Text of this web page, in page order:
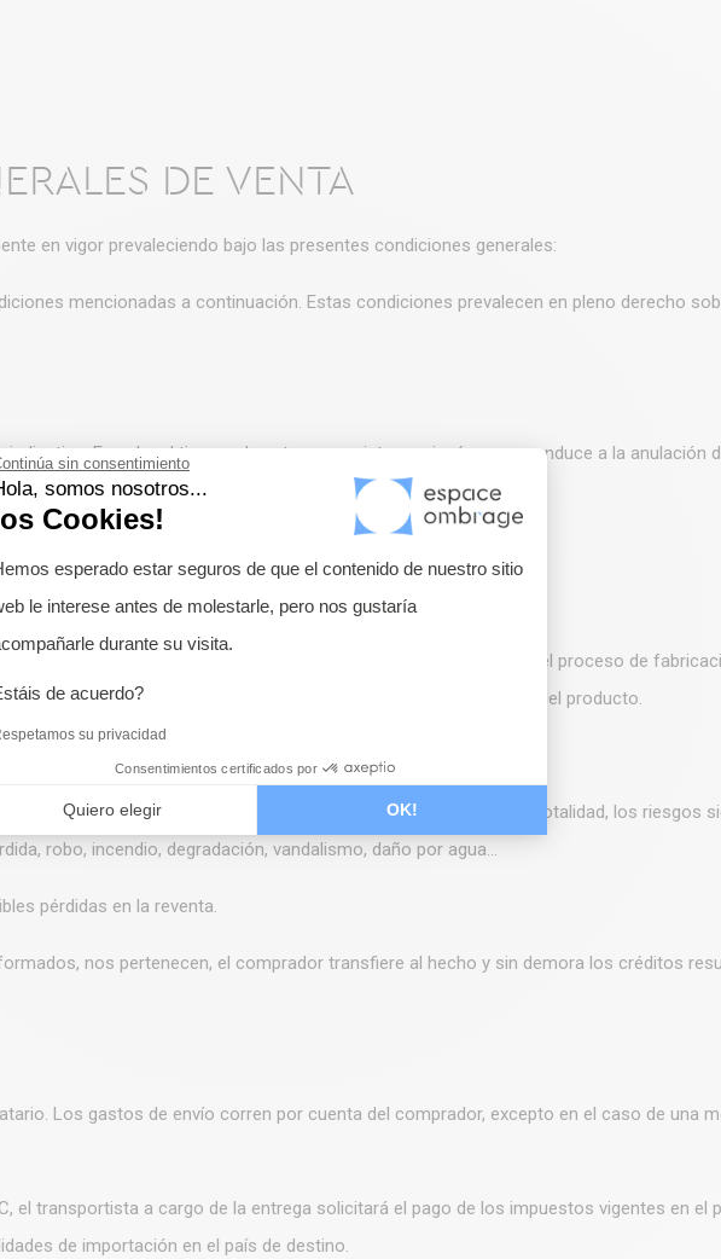
sin consentimiento
somos nosotros...
Cookies!
de Gestión de Consentimiento:
esperado estar seguros de que el contenido de nuestro sitio
le interese antes de molestarle, pero nos gustaría
durante su visita.
de acuerdo?
su privacidad
Consentimientos certificados por
Quiero elegir OK!
Axeptio consent
DE VENTA
en vigor prevaleciendo bajo las presentes condiciones generales:
mencionadas a continuación. Estas condiciones prevalecen en pleno derecho
Exceder el tiempo de entrega provisto en ningún caso conduce a la anulación
grave del vendedor.
crear un derecho de indemnización para el comprador.
a una revisión de los plazos propuestos inicialmente.
5% del tamaño previsto, en razón de la elasticidad del tejido y del proceso de
de fabricación y no puede ser una cláusula de no conformidad del producto.
hasta el pago total. Siempre que los bienes no se liquiden en su totalidad, los riesgos
robo, incendio, degradación, vandalismo, daño por agua...
pérdidas en la reventa.
nos pertenecen, el comprador transfiere al hecho y sin demora los créditos
Los gastos de envío corren por cuenta del comprador, excepto en el caso de una
el transportista a cargo de la entrega solicitará el pago de los impuestos vigentes en el
de importación en el país de destino.